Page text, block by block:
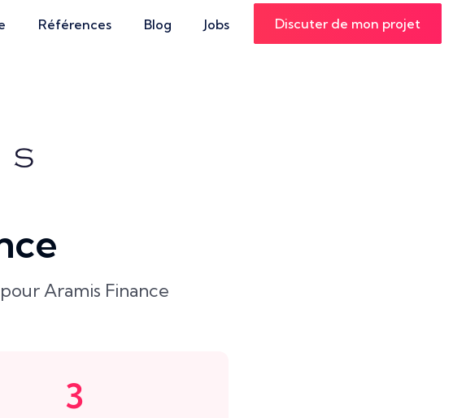
Références Blog Jobs Discuter de mon projet
Aramis Finance
3